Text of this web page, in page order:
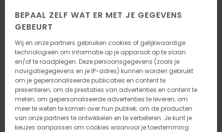
BEPAAL ZELF WAT ER MET JE GEGEVENS
GEBEURT
Wij en onze partners gebruiken cookies of gelijkwaardige
technologieën om informatie op je apparaat op te slaan
en/of te raadplegen. Deze persoonsgegevens (zoals je
navigatiegegevens en je IP-adres) kunnen worden gebruikt
om je gepersonaliseerde publicaties en content te
presenteren; om de prestaties van advertenties en content te
meten; om gepersonaliseerde advertenties te leveren; om
meer te weten te komen over hun publiek; om de producten
van onze partners te ontwikkelen en te verbeteren. Je kunt je
keuzes aanpassen om cookies waarvoor je toestemming